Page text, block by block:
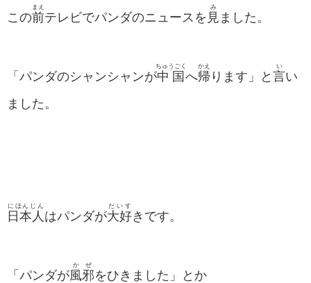
この前
まえ
テレビでパンダのニュースを 見
み
ました。
「パンダのシャンシャンが中国
ちゅうごく
へ帰
かえ
ります」と 言
い
い
ました。
日本人
にほんじん
はパンダが大好
だいす
きです。
「パンダが風邪
かぜ
をひきました」とか